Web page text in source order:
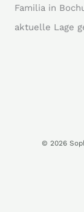
Familia in
aktuelle Lage
© 2026